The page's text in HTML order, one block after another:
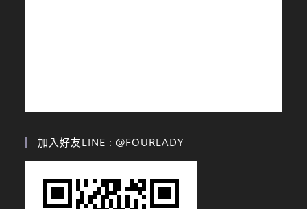
加入好友LINE : @FOURLADY